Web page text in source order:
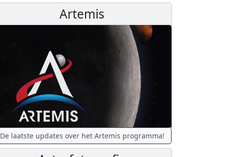
Artemis
De laatste updates over het Artemis programma!